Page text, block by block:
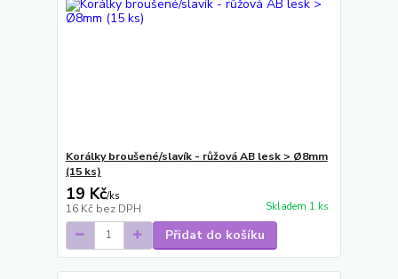
Korálky broušené/slavík - růžová AB lesk > Ø8mm
(15 ks)
19 Kč/ks
16 Kč bez DPH Skladem 1 ks
Přidat do košíku